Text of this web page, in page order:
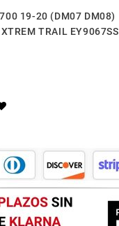
19-20 (DM07 DM08)
TRAIL EY9067SS